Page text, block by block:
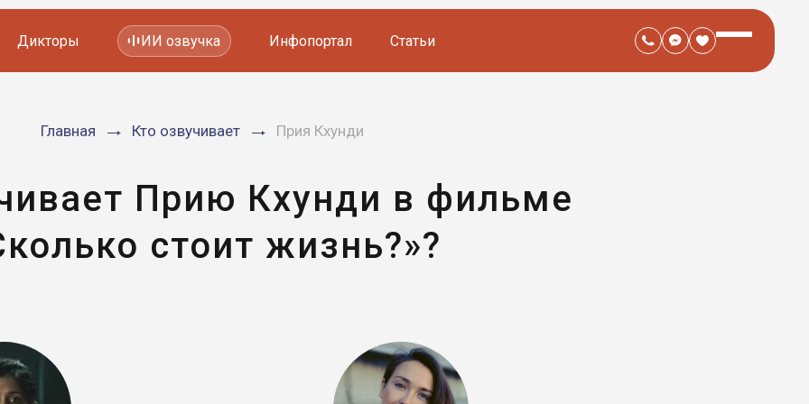
Мультфильмов
Дикторы ИИ озвучка Инфопортал Статьи
Главная Кто озвучивает Прия Кхунди
Прию Кхунди в фильме
стоит жизнь?»?